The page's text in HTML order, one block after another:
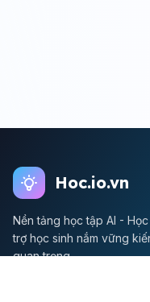
Hoc.io.vn
Nền tảng học tập AI -
trợ học sinh nắm vững
quan trọng.